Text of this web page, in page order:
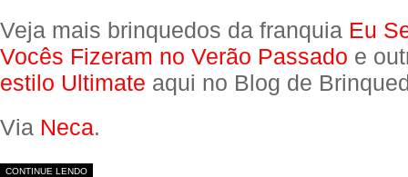
Veja mais brinquedos da franquia Eu
Vocês Fizeram no Verão Passado e
estilo Ultimate aqui no Blog de
Via Neca.
CONTINUE LENDO